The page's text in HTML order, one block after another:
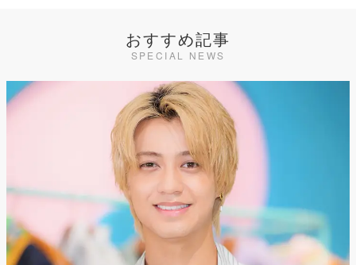
おすすめ記事
SPECIAL NEWS